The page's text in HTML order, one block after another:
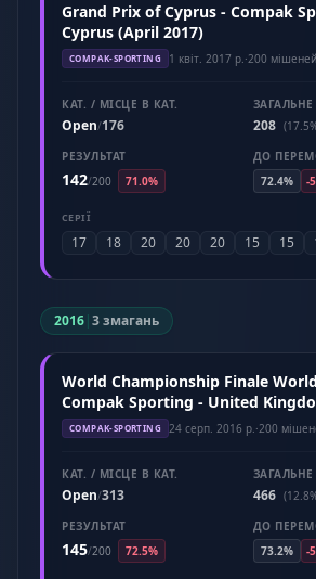
Grand Prix of Cyprus - Compak
Cyprus (April 2017)
COMPAK-SPORTING 1 квіт. 2017 р. ·200 мішеней
КАТ. / МІСЦЕ В КАТ.
Open/176
ЗАГАЛЬНЕ
208
РЕЗУЛЬТАТ
142/200 71.0%
ДО
72.4%
-
СЕРІЇ
17 18 20 20 20 15 15
2016|3 змагань
World Championship Finale
Compak Sporting - United
2016)
COMPAK-SPORTING 24 серп. 2016 р. ·200
КАТ. / МІСЦЕ В КАТ.
Open/313
ЗАГАЛЬНЕ
466
РЕЗУЛЬТАТ
145/200 72.5%
ДО
73.2%
-